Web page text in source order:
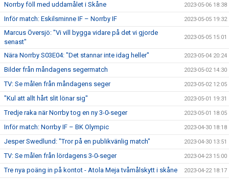
Norrby föll med uddamålet i Skåne 2023-05-06 18:38
Inför match: Eskilsminne IF – Norrby IF 2023-05-05 19:32
Marcus Översjö: "Vi vill bygga vidare på det vi gjorde
senast"
2023-05-05 15:01
Nära Norrby S03E04: "Det stannar inte idag heller" 2023-05-04 20:24
Bilder från måndagens segermatch 2023-05-02 14:30
TV: Se målen från måndagens seger 2023-05-02 12:05
"Kul att allt hårt slit lönar sig" 2023-05-01 19:31
Tredje raka när Norrby tog en ny 3-0-seger 2023-05-01 18:05
Inför match: Norrby IF – BK Olympic 2023-04-30 18:18
Jesper Swedlund: "Tror på en publikvänlig match" 2023-04-30 13:51
TV: Se målen från lördagens 3-0-seger 2023-04-23 15:00
Tre nya poäng in på kontot - Atola Meja tvåmålskytt i skåne 2023-04-22 18:17